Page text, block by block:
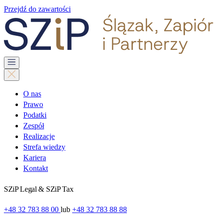
Przejdź do zawartości
O nas
Prawo
Podatki
Zespół
Realizacje
Strefa wiedzy
Kariera
Kontakt
SZiP Legal & SZiP Tax
+48 32 783 88 00 lub +48 32 783 88 88